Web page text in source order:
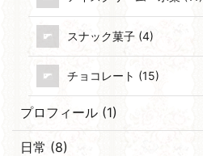
スナック菓子 (4)
チョコレート (15)
プロフィール (1)
日常 (8)